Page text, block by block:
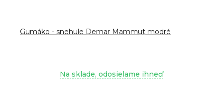
Gumáko - snehule Demar Mammut modré
Na sklade, odosielame ihneď